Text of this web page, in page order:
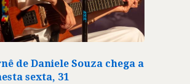
de Daniele Souza chega a
sexta, 31